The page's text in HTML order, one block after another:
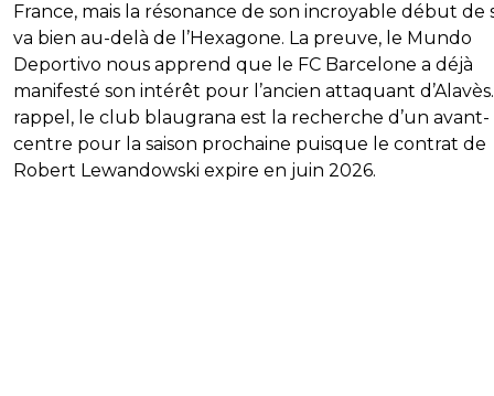
France, mais la résonance de son incroyable début de
va bien au-delà de l’Hexagone. La preuve, le Mundo
Deportivo nous apprend que le FC Barcelone a déjà
manifesté son intérêt pour l’ancien attaquant
rappel, le club blaugrana est la recherche d’un avant-
centre pour la saison prochaine puisque le contrat de
Robert Lewandowski expire en juin 2026.